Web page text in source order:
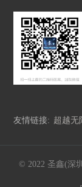
友情链接: 超越无
© 2022 圣鑫(深